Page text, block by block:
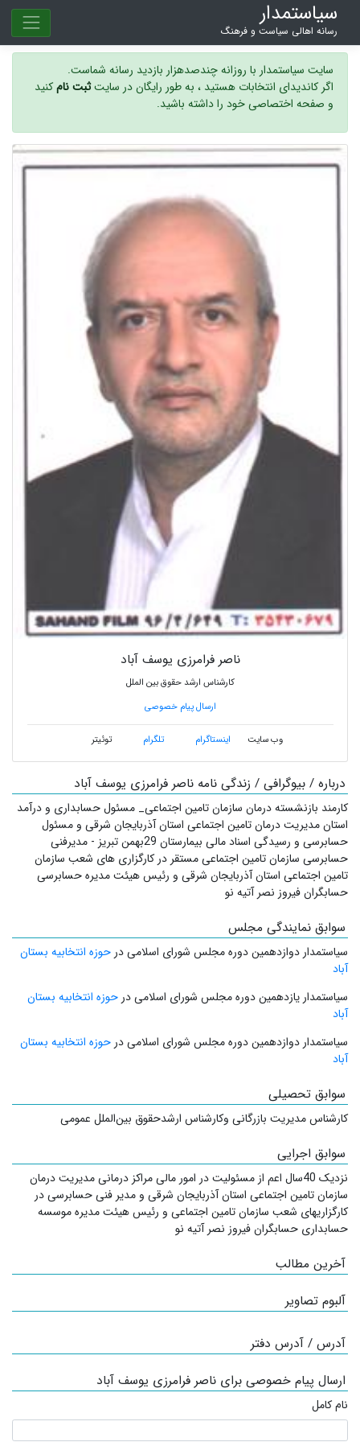
سیاستمدار
رسانه اهالی سیاست و فرهنگ
سایت سیاستمدار با روزانه چندصدهزار بازدید رسانه شماست.
اگر کاندیدای انتخابات هستید ، به طور رایگان در سایتثبت نامکنید
و صفحه اختصاصی خود را داشته باشید.
ناصر فرامرزی یوسف آباد
کارشناس ارشد حقوق بین الملل
ارسال پیام خصوصی
وب سایت اینستاگرام تلگرام توئیتر
درباره / بیوگرافی / زندگی نامه ناصر فرامرزی یوسف آباد
کارمند بازنشسته درمان سازمان تامین اجتماعی_ مسئول حسابداری و درآمد
استان مدیریت درمان تامین اجتماعی استان آذربایجان شرقی و مسئول
حسابرسی و رسیدگی اسناد مالی بیمارستان 29بهمن تبریز - مدیرفنی
حسابرسی سازمان تامین اجتماعی مستقر در کارگزاری های شعب سازمان
تامین اجتماعی استان آذربایجان شرقی و رئیس هیئت مدیره حسابرسی
حسابگران فیروز نصر آتیه نو
سوابق نمایندگی مجلس
سیاستمدار دوازدهمین دوره مجلس شورای اسلامی در حوزه انتخابیه بستان
آباد
سیاستمدار یازدهمین دوره مجلس شورای اسلامی در حوزه انتخابیه بستان
آباد
سیاستمدار دوازدهمین دوره مجلس شورای اسلامی در حوزه انتخابیه بستان
آباد
سوابق تحصیلی
کارشناس مدیریت بازرگانی وکارشناس ارشدحقوق بین‌الملل عمومی
سوابق اجرایی
نزدیک 40سال اعم از مسئولیت در امور مالی مراکز درمانی مدیریت درمان
سازمان تامین اجتماعی استان آذربایجان شرقی و مدیر فنی حسابرسی در
کارگزاریهای شعب سازمان تامین اجتماعی و رئیس هیئت مدیره موسسه
حسابداری حسابگران فیروز نصر آتیه نو
آخرین مطالب
آلبوم تصاویر
آدرس / آدرس دفتر
ارسال پیام خصوصی برای ناصر فرامرزی یوسف آباد
نام کامل